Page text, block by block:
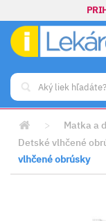
> Matka a
Detské vlhčené
vlhčené obrúsky